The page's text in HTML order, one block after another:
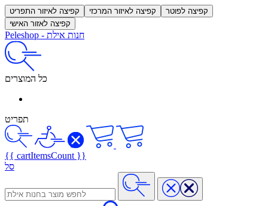
קפיצה לאיזור התפריט קפיצה לאיזור המרכזי
קפיצה לפוטר
קפיצה לאזור האישי
Peleshop - חנות אילת
כל המוצרים
תפריט
{{ cartItemsCount }}
סל